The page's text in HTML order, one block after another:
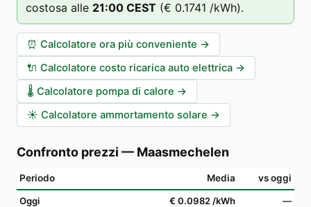
costosa alle 21:00 CEST (€ 0.1741 /kWh).
⏰ Calcolatore ora più conveniente →
🔌 Calcolatore costo ricarica auto elettrica →
🌡️ Calcolatore pompa di calore →
☀️ Calcolatore ammortamento solare →
Confronto prezzi — Maasmechelen
Periodo Media vs oggi
Oggi € 0.0982 /kWh
—